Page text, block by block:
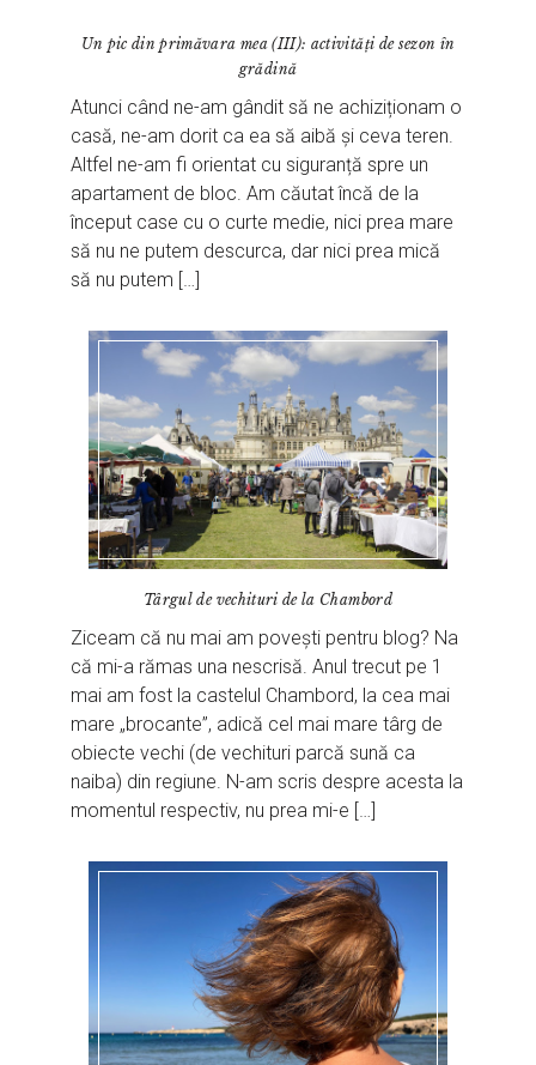
Un pic din primăvara mea (III): activități de sezon în
grădină
Atunci când ne-am gândit să ne achiziționam o
casă, ne-am dorit ca ea să aibă și ceva teren.
Altfel ne-am fi orientat cu siguranță spre un
apartament de bloc. Am căutat încă de la
început case cu o curte medie, nici prea mare
să nu ne putem descurca, dar nici prea mică
să nu putem […]
Târgul de vechituri de la Chambord
Ziceam că nu mai am povești pentru blog? Na
că mi-a rămas una nescrisă. Anul trecut pe 1
mai am fost la castelul Chambord, la cea mai
mare „brocante”, adică cel mai mare târg de
obiecte vechi (de vechituri parcă sună ca
naiba) din regiune. N-am scris despre acesta la
momentul respectiv, nu prea mi-e […]